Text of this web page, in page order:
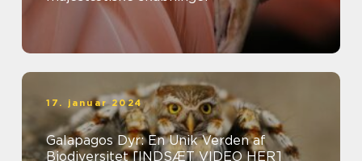
17. januar 2024
Galapagos Dyr: En Unik Verden af
Biodiversitet [INDSÆT VIDEO HER]